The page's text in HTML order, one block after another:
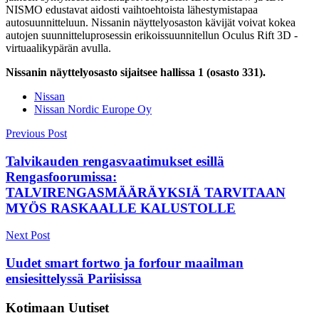
NISMO edustavat aidosti vaihtoehtoista lähestymistapaa
autosuunnitteluun. Nissanin näyttelyosaston kävijät voivat kokea
autojen suunnitteluprosessin erikoissuunnitellun Oculus Rift 3D -
virtuaalikypärän avulla.
Nissanin näyttelyosasto sijaitsee hallissa 1 (osasto 331).
Nissan
Nissan Nordic Europe Oy
Post
navigation
Previous Post
Talvikauden rengasvaatimukset esillä
Rengasfoorumissa:
TALVIRENGASMÄÄRÄYKSIÄ TARVITAAN
MYÖS RASKAALLE KALUSTOLLE
Next Post
Uudet smart fortwo ja forfour maailman
ensiesittelyssä Pariisissa
Kotimaan Uutiset